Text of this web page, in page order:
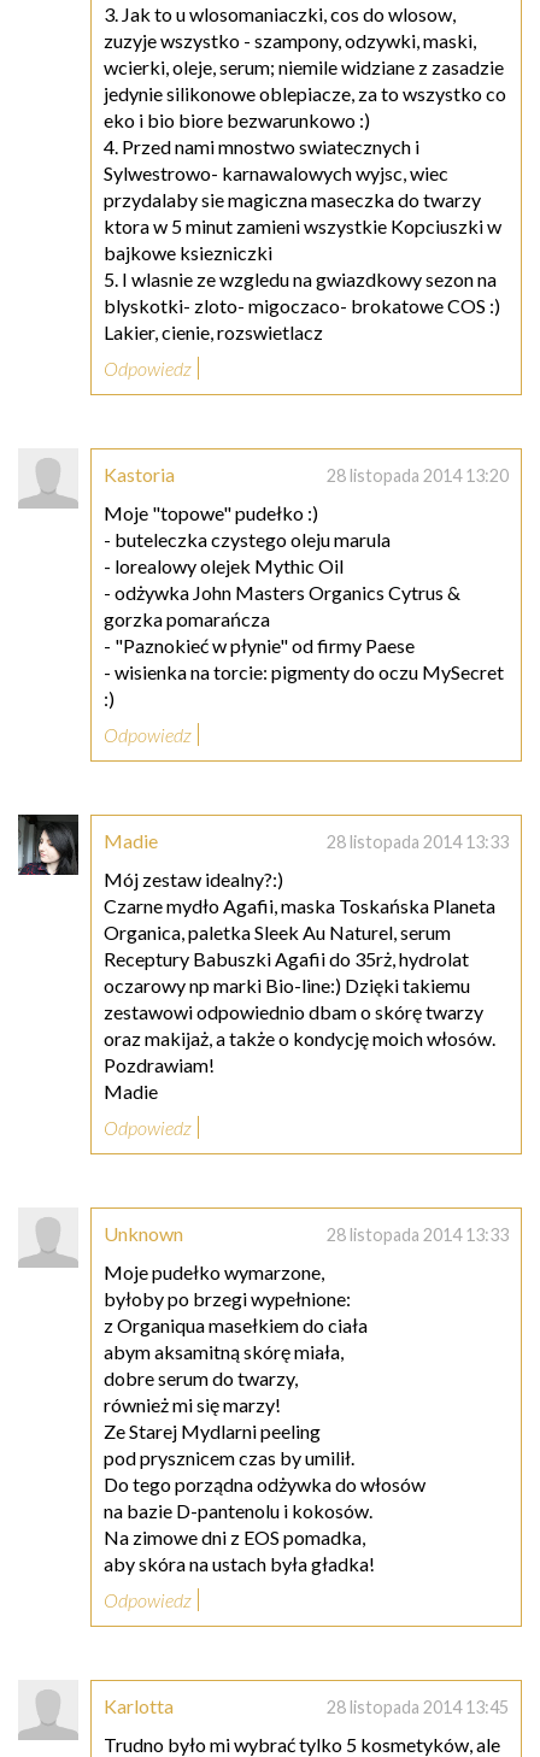
3. Jak to u wlosomaniaczki, cos do wlosow,
zuzyje wszystko - szampony, odzywki, maski,
wcierki, oleje, serum; niemile widziane z zasadzie
jedynie silikonowe oblepiacze, za to wszystko co
eko i bio biore bezwarunkowo :)
4. Przed nami mnostwo swiatecznych i
Sylwestrowo- karnawalowych wyjsc, wiec
przydalaby sie magiczna maseczka do twarzy
ktora w 5 minut zamieni wszystkie Kopciuszki w
bajkowe ksiezniczki
5. I wlasnie ze wzgledu na gwiazdkowy sezon na
blyskotki- zloto- migoczaco- brokatowe COS :)
Lakier, cienie, rozswietlacz
Odpowiedz
Kastoria 28 listopada 2014 13:20
Moje "topowe" pudełko :)
- buteleczka czystego oleju marula
- lorealowy olejek Mythic Oil
- odżywka John Masters Organics Cytrus &
gorzka pomarańcza
- "Paznokieć w płynie" od firmy Paese
- wisienka na torcie: pigmenty do oczu MySecret
:)
Odpowiedz
Madie 28 listopada 2014 13:33
Mój zestaw idealny?:)
Czarne mydło Agafii, maska Toskańska Planeta
Organica, paletka Sleek Au Naturel, serum
Receptury Babuszki Agafii do 35rż, hydrolat
oczarowy np marki Bio-line:) Dzięki takiemu
zestawowi odpowiednio dbam o skórę twarzy
oraz makijaż, a także o kondycję moich włosów.
Pozdrawiam!
Madie
Odpowiedz
Unknown 28 listopada 2014 13:33
Moje pudełko wymarzone,
byłoby po brzegi wypełnione:
z Organiqua masełkiem do ciała
abym aksamitną skórę miała,
dobre serum do twarzy,
również mi się marzy!
Ze Starej Mydlarni peeling
pod prysznicem czas by umilił.
Do tego porządna odżywka do włosów
na bazie D-pantenolu i kokosów.
Na zimowe dni z EOS pomadka,
aby skóra na ustach była gładka!
Odpowiedz
Karlotta 28 listopada 2014 13:45
Trudno było mi wybrać tylko 5 kosmetyków, ale